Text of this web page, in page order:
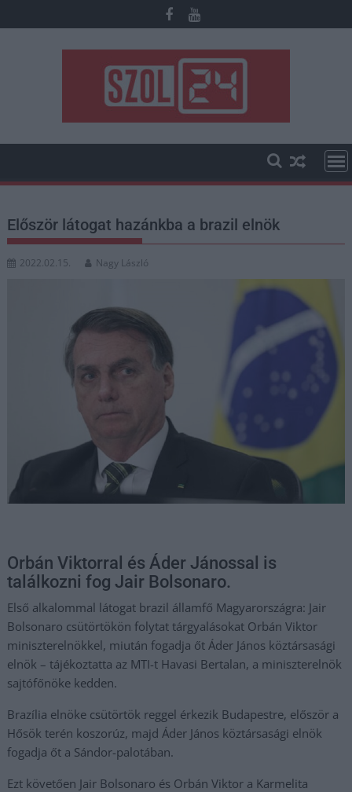
to
Először látogat hazánkba a brazil elnök
2022.02.15. Nagy László
Orbán Viktorral és Áder Jánossal is
találkozni fog Jair Bolsonaro.
Első alkalommal látogat brazil államfő Magyarországra: Jair
Bolsonaro csütörtökön folytat tárgyalásokat Orbán Viktor
miniszterelnökkel, miután fogadja őt Áder János köztársasági
elnök – tájékoztatta az MTI-t Havasi Bertalan, a miniszterelnök
sajtófőnöke kedden.
Brazília elnöke csütörtök reggel érkezik Budapestre, először a
Hősök terén koszorúz, majd Áder János köztársasági elnök
fogadja őt a Sándor-palotában.
Ezt követően Jair Bolsonaro és Orbán Viktor a Karmelita